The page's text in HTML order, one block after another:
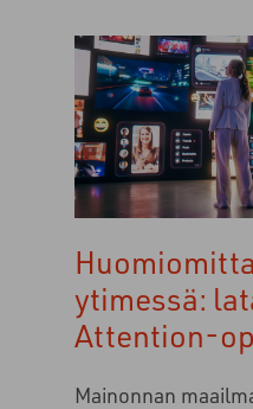
ytimessä:
Attention-
Mainonnan